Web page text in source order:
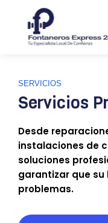
SERVICIOS
Servicios
Desde
instalaciones de
soluciones
garantizar que su
problemas.